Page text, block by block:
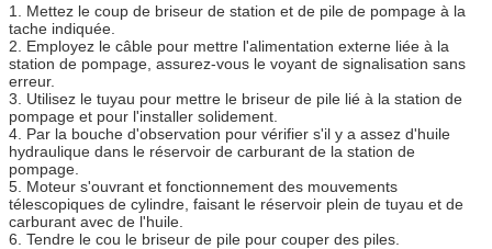
1. Mettez le coup de briseur de station et de pile de pompage à la
tache indiquée.
2. Employez le câble pour mettre l'alimentation externe liée à la
station de pompage, assurez-vous le voyant de signalisation sans
erreur.
3. Utilisez le tuyau pour mettre le briseur de pile lié à la station de
pompage et pour l'installer solidement.
4. Par la bouche d'observation pour vérifier s'il y a assez d'huile
hydraulique dans le réservoir de carburant de la station de
pompage.
5. Moteur s'ouvrant et fonctionnement des mouvements
télescopiques de cylindre, faisant le réservoir plein de tuyau et de
carburant avec de l'huile.
6. Tendre le cou le briseur de pile pour couper des piles.